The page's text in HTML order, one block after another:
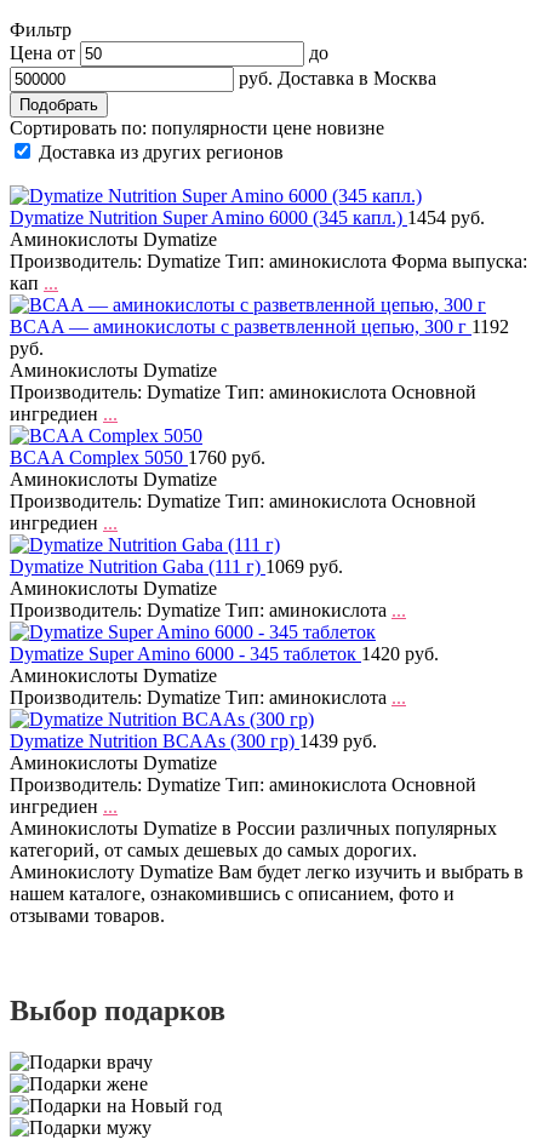
Фильтр
Цена от
до
руб. Доставка в Москва
Сортировать по: популярности цене новизне
Доставка из других регионов
Dymatize Nutrition Super Amino 6000 (345 капл.) 1454 руб.
Аминокислоты Dymatize
Производитель: Dymatize Тип: аминокислота Форма выпуска:
кап ...
BCAA — аминокислоты с разветвленной цепью, 300 г 1192
руб.
Аминокислоты Dymatize
Производитель: Dymatize Тип: аминокислота Основной
ингредиен ...
BCAA Complex 5050 1760 руб.
Аминокислоты Dymatize
Производитель: Dymatize Тип: аминокислота Основной
ингредиен ...
Dymatize Nutrition Gaba (111 г) 1069 руб.
Аминокислоты Dymatize
Производитель: Dymatize Тип: аминокислота ...
Dymatize Super Amino 6000 - 345 таблеток 1420 руб.
Аминокислоты Dymatize
Производитель: Dymatize Тип: аминокислота ...
Dymatize Nutrition BCAAs (300 гр) 1439 руб.
Аминокислоты Dymatize
Производитель: Dymatize Тип: аминокислота Основной
ингредиен ...
Аминокислоты Dymatize в России различных популярных
категорий, от самых дешевых до самых дорогих.
Аминокислоту Dymatize Вам будет легко изучить и выбрать в
нашем каталоге, ознакомившись с описанием, фото и
отзывами товаров.
Выбор подарков